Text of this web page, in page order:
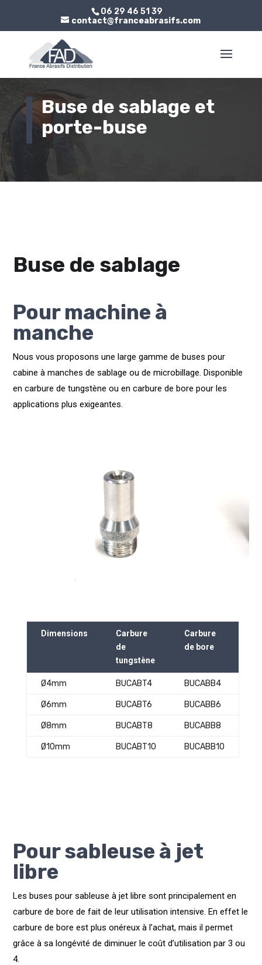
06 29 46 51 39
contact@franceabrasifs.com
Buse de sablage et
porte-buse
Buse de sablage
Pour machine à
manche
Nous vous proposons une large gamme de buses pour
cabine à manches de sablage ou de microbillage. Disponible
en carbure de tungstène ou en carbure de bore pour les
applications plus exigeantes.
Dimensions
Carbure
de
tungstène
Carbure
de bore
Ø4mm BUCABT4 BUCABB4
Ø6mm BUCABT6 BUCABB6
Ø8mm BUCABT8 BUCABB8
Ø10mm BUCABT10 BUCABB10
Pour sableuse à jet
libre
Les buses pour sableuse à jet libre sont principalement en
carbure de bore de fait de leur utilisation intensive. En effet le
carbure de bore est plus onéreux à l’achat, mais il permet
grâce à sa longévité de diminuer le coût d’utilisation par 3 ou
4.